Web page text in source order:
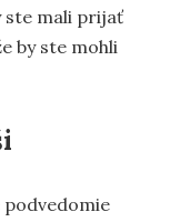
ste mali prijať
by ste mohli
podvedomie